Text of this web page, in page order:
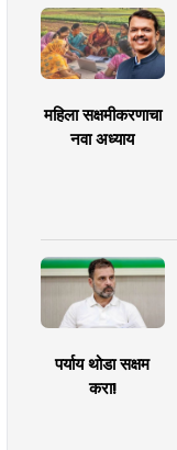
महिला सक्षमीकरणाचा
नवा अध्याय
पर्याय थोडा सक्षम
करा!